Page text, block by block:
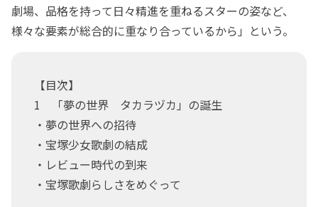
劇場、品格を持って日々精進を重ねるスターの姿など、
様々な要素が総合的に重なり合っているから」という。
【目次】
1 「夢の世界 タカラヅカ」の誕生
・夢の世界への招待
・宝塚少女歌劇の結成
・レビュー時代の到来
・宝塚歌劇らしさをめぐって